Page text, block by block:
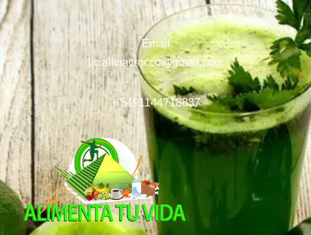
Email
lic.aliciacrocco@gmail.com
+ 5491144718837